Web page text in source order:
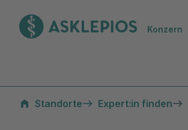
Konzern
Standorte Expert:in finden